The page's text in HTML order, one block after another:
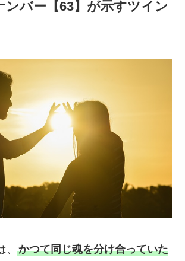
ンバー【63】が示すツイン
、かつて同じ魂を分け合っていた